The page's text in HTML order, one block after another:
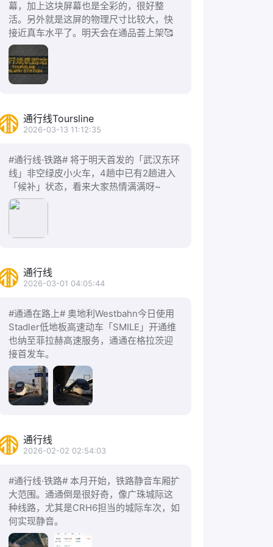
幕，加上这块屏幕也是全彩的，很好整
活。另外就是这屏的物理尺寸比较大，快
接近真车水平了。明天会在通品荟上架🥰
通行线Toursline
2026-03-13 11:12:35
#通行线·铁路# 将于明天首发的「武汉东环
线」非空绿皮小火车，4趟中已有2趟进入
「候补」状态，看来大家热情满满呀~
通行线
2026-03-01 04:05:44
#通通在路上# 奥地利Westbahn今日使用
Stadler低地板高速动车「SMILE」开通维
也纳至菲拉赫高速服务，通通在格拉茨迎
接首发车。
通行线
2026-02-02 02:54:03
#通行线·铁路# 本月开始，铁路静音车厢扩
大范围。通通倒是很好奇，像广珠城际这
种线路，尤其是CRH6担当的城际车次，如
何实现静音。